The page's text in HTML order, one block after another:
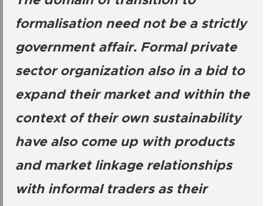
formalisation need not be a strictly
government affair. Formal private
sector organization also in a bid to
expand their market and within the
context of their own sustainability
have also come up with products
and market linkage relationships
with informal traders as their